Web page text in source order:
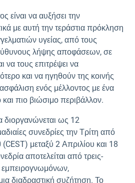
είναι να αυξήσει την
με αυτή την τεράστια πρόκληση
υγείας, από τους
λήψης αποφάσεων, σε
να τους επιτρέψει να
και να ηγηθούν της κοινής
ενός μέλλοντος με ένα
πιο βιώσιμο περιβάλλον.
διοργανώνεται ως 12
συνεδρίες την Τρίτη από
μεταξύ 2 Απριλίου και 18
αποτελείται από τρεις-
εμπειρογνωμόνων,
διαδραστική συζήτηση. Το